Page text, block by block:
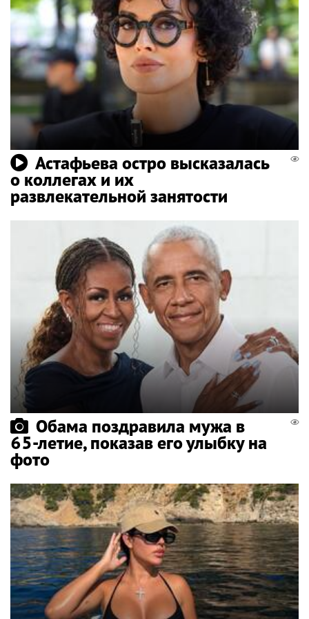
Астафьева остро высказалась
о коллегах и их
развлекательной занятости
Обама поздравила мужа в
65-летие, показав его улыбку на
фото